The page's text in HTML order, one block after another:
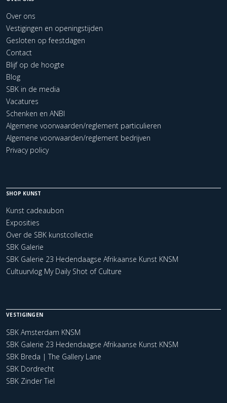
Over ons
Vestigingen en openingstijden
Gesloten op feestdagen
Contact
Blijf op de hoogte
Blog
SBK in de media
Vacatures
Schenken en ANBI
Algemene voorwaarden/reglement particulieren
Algemene voorwaarden/reglement bedrijven
Privacy policy
SHOP KUNST
Kunst cadeaubon
Exposities
Over de SBK kunstcollectie
SBK Galerie
SBK Galerie 23 Hedendaagse Afrikaanse Kunst KNSM
Cultuurvlog My Daily Shot of Culture
VESTIGINGEN
SBK Amsterdam KNSM
SBK Galerie 23 Hedendaagse Afrikaanse Kunst KNSM
SBK Breda | The Gallery Lane
SBK Dordrecht
SBK Zinder Tiel